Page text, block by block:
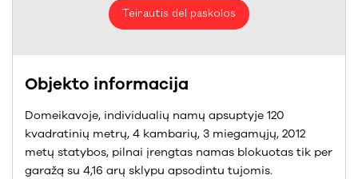
Teirautis dėl paskolos
Objekto informacija
Domeikavoje, individualių namų apsuptyje 120
kvadratinių metrų, 4 kambarių, 3 miegamųjų, 2012
metų statybos, pilnai įrengtas namas blokuotas tik per
garažą su 4,16 arų sklypu apsodintu tujomis.